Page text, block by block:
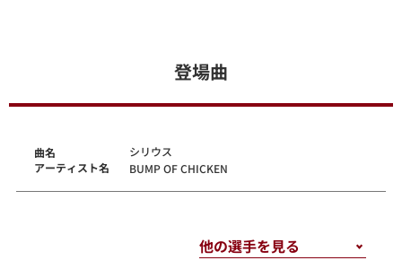
登場曲
曲名
アーティスト名
シリウス
BUMP OF CHICKEN